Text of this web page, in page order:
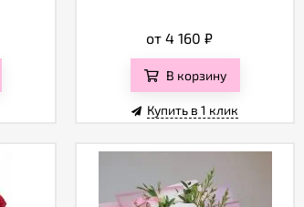
от 4 160 ₽
В корзину
Купить в 1 клик